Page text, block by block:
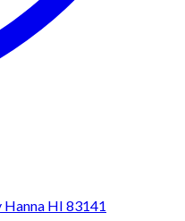
HI 83141